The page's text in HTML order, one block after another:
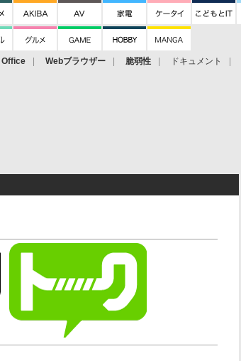
Office Webブラウザー 脆弱性 ドキュメント